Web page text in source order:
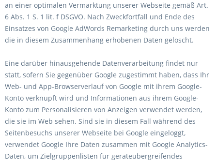
an einer optimalen Vermarktung unserer Webseite gemäß Art.
6 Abs. 1 S. 1 lit. f DSGVO. Nach Zweckfortfall und Ende des
Einsatzes von Google AdWords Remarketing durch uns werden
die in diesem Zusammenhang erhobenen Daten gelöscht.
Eine darüber hinausgehende Datenverarbeitung findet nur
statt, sofern Sie gegenüber Google zugestimmt haben, dass Ihr
Web- und App-Browserverlauf von Google mit ihrem Google-
Konto verknüpft wird und Informationen aus ihrem Google-
Konto zum Personalisieren von Anzeigen verwendet werden,
die sie im Web sehen. Sind sie in diesem Fall während des
Seitenbesuchs unserer Webseite bei Google eingeloggt,
verwendet Google Ihre Daten zusammen mit Google Analytics-
Daten, um Zielgruppenlisten für geräteübergreifendes